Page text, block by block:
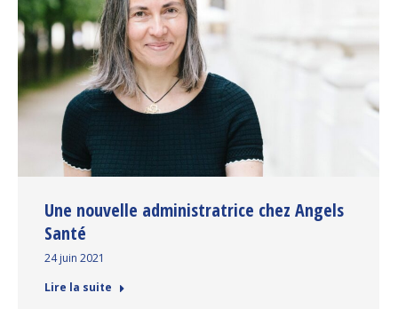
Une nouvelle administratrice chez Angels
Santé
24 juin 2021
Lire la suite